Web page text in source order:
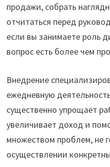
продажи, собрать
отчитаться перед
если вы занимаете роль
вопрос есть более чем
Внедрение
ежедневную
существенно упрощает
увеличивает доход и
множеством проблем, не
осуществлении